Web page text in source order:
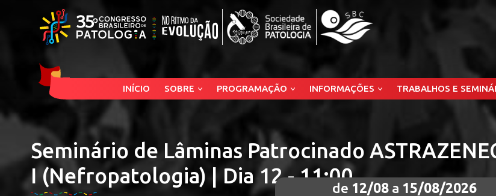
Seminário de Lâminas Patrocinado
I (Nefropatologia) | Dia 12 - 11:00
INÍCIO SOBRE PROGRAMAÇÃO INFORMAÇÕES TRABALHOS E
de 12/08 a 15/08/2026